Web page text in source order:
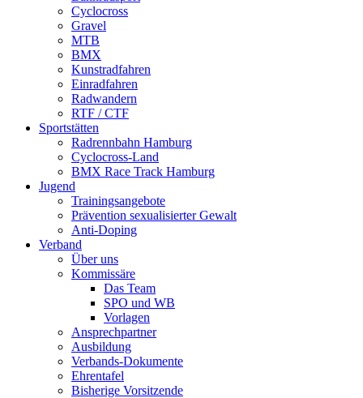
Cyclocross
Gravel
MTB
BMX
Kunstradfahren
Einradfahren
Radwandern
RTF / CTF
Sportstätten
Radrennbahn Hamburg
Cyclocross-Land
BMX Race Track Hamburg
Jugend
Trainingsangebote
Prävention sexualisierter Gewalt
Anti-Doping
Verband
Über uns
Kommissäre
Das Team
SPO und WB
Vorlagen
Ansprechpartner
Ausbildung
Verbands-Dokumente
Ehrentafel
Bisherige Vorsitzende